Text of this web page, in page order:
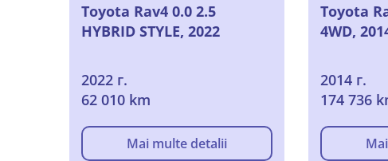
Toyota Rav4 0.0 2.5
HYBRID STYLE, 2022
2022 г.
62 010 km
Mai multe detalii
Toyota
4WD,
2014 г.
174 736